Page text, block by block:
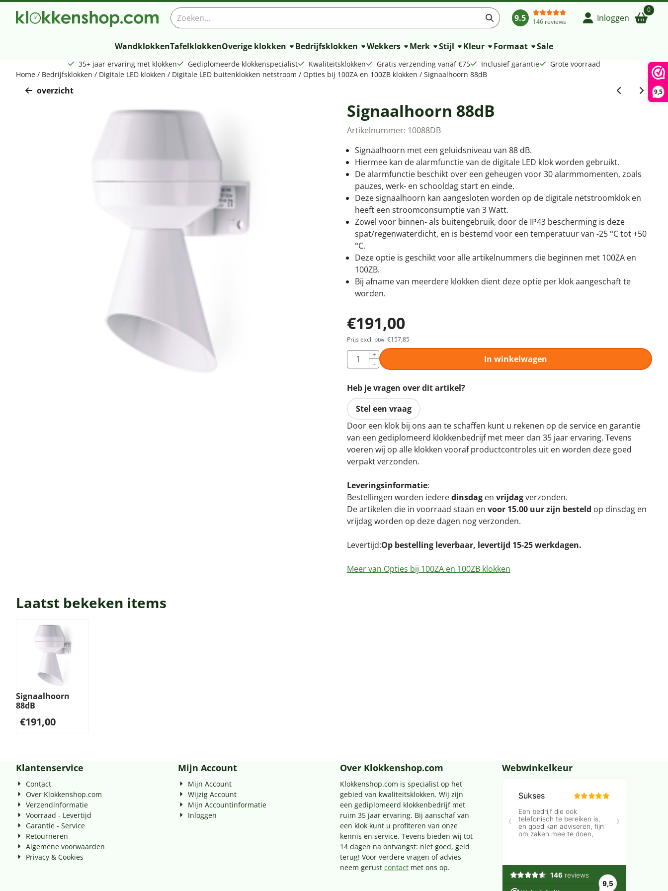
9,5
Cookievoorkeuren zijn beschikbaar. Kies instellingen of sta alle cookies toe.
Zoeken 9.5 146 reviews Inloggen
0
WandklokkenTafelklokkenOverige klokken Bedrijfsklokken Wekkers Merk Stijl Kleur Formaat Sale
35+ jaar ervaring met klokken Gediplomeerde klokkenspecialist Kwaliteitsklokken Gratis verzending vanaf €75 Inclusief garantie
Grote voorraad
Home / Bedrijfsklokken / Digitale LED klokken / Digitale LED buitenklokken netstroom / Opties bij 100ZA en 100ZB klokken / Signaalhoorn 88dB
overzicht
Signaalhoorn 88dB
Artikelnummer: 10088DB
Signaalhoorn met een geluidsniveau van 88 dB.
Hiermee kan de alarmfunctie van de digitale LED klok worden gebruikt.
De alarmfunctie beschikt over een geheugen voor 30 alarmmomenten, zoals
pauzes, werk- en schooldag start en einde.
Deze signaalhoorn kan aangesloten worden op de digitale netstroomklok en
heeft een stroomconsumptie van 3 Watt.
Zowel voor binnen- als buitengebruik, door de IP43 bescherming is deze
spat/regenwaterdicht, en is bestemd voor een temperatuur van -25 °C tot +50
°C.
Deze optie is geschikt voor alle artikelnummers die beginnen met 100ZA en
100ZB.
Bij afname van meerdere klokken dient deze optie per klok aangeschaft te
worden.
€191,00
Prijs excl. btw: €157,85
Aantal
+
-
In winkelwagen
Heb je vragen over dit artikel?
Stel een vraag
Door een klok bij ons aan te schaffen kunt u rekenen op de service en garantie
van een gediplomeerd klokkenbedrijf met meer dan 35 jaar ervaring. Tevens
voeren wij op alle klokken vooraf productcontroles uit en worden deze goed
verpakt verzonden.
Leveringsinformatie:
Bestellingen worden iederedinsdagen vrijdagverzonden.
De artikelen die in voorraad staan en voor 15.00 uur zijn besteld op dinsdag en
vrijdag worden op deze dagen nog verzonden.
Levertijd Op bestelling leverbaar, levertijd 15-25 werkdagen.
Meer van Opties bij 100ZA en 100ZB klokken
Laatst bekeken items
Signaalhoorn
88dB
€191,00
Klantenservice
Contact
Over Klokkenshop.com
Verzendinformatie
Voorraad - Levertijd
Garantie - Service
Retourneren
Algemene voorwaarden
Privacy & Cookies
Mijn Account
Mijn Account
Wijzig Account
Mijn Accountinformatie
Inloggen
Over Klokkenshop.com
Klokkenshop.com is specialist op het
gebied van kwaliteitsklokken. Wij zijn
een gediplomeerd klokkenbedrijf met
ruim 35 jaar ervaring. Bij aanschaf van
een klok kunt u profiteren van onze
kennis en service. Tevens bieden wij tot
14 dagen na ontvangst: niet goed, geld
terug! Voor verdere vragen of advies
neem gerust contactmet ons op.
Webwinkelkeur